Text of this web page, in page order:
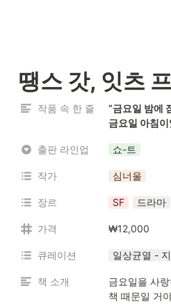
땡스 갓, 잇츠
작품 속 한 줄
“금요일 밤에
금요일 아침이
출판 라인업 쇼-트
작가 심너울
장르 SF 드라마
가격 ₩12,000
큐레이션 일상균열 -
책 소개
금요일을 사
책 때문일 거